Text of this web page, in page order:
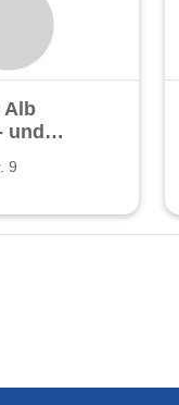
Alb
und
9